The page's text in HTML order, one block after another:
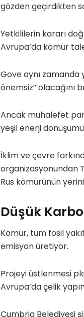
gözden geçirdikten
Yetkililerin kararı
Avrupa’da kömür
Gove aynı zamanda
önemsiz” olacağını
Ancak muhalefet
yeşil enerji
İklim ve çevre
organizasyonundan
Rus kömürünün
Düşük
Kömür, tüm fosil
emisyon üretiyor.
Projeyi üstlenmesi
Avrupa’da çelik
Cumbria Belediyesi